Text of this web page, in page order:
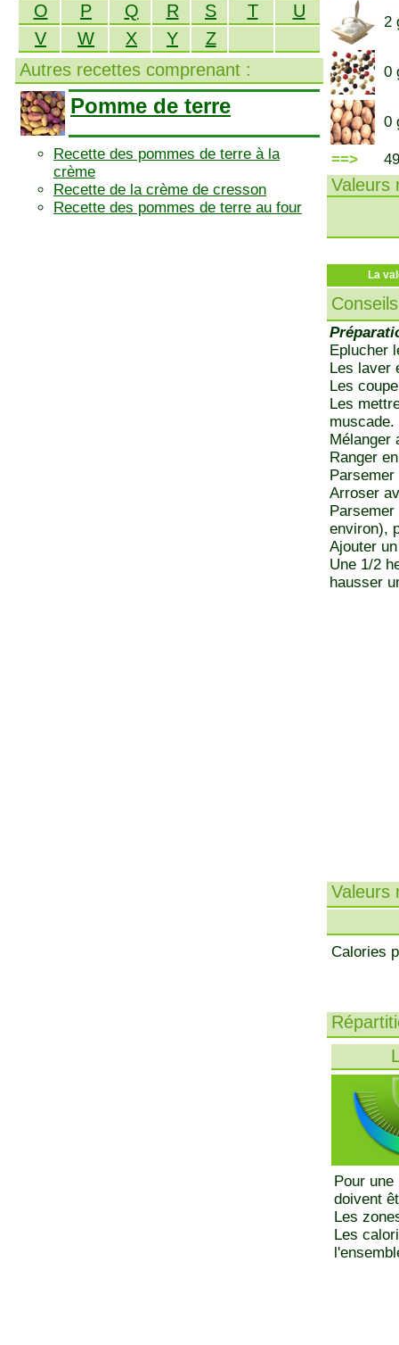
O
P Q R S T
U
V
W X Y
Z
Autres recettes comprenant :
Pomme de terre
Recette des pommes de terre à la
crème
Recette de la crème de cresson
Recette des pommes de terre au four
2
0
0
==>
Valeurs
La
Eplucher
Les laver
Les
Les
muscade.
Mélanger
Ranger
Arroser
environ),
Ajouter
Une 1/2
hausser
Valeurs
Calories
Pour
doivent
Les
Les